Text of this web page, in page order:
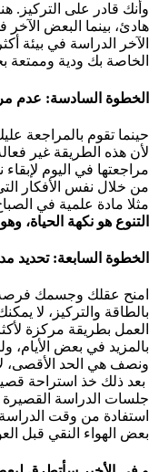
وأنك قادر على التركيز.
هادئ، بينما البعض
الآخر الدراسة في بيئة
الخاصة بك ودية وممتعة
الخطوة السادسة: عدم
حينما تقوم بالمراجعة
لأن هذه الطريقة غير
مراجعتها في اليوم
من خلال نفس الأفكار
مثلا مادة علمية في
التنوع هو نكهة الحياة،
الخطوة السابعة: تحديد
امنح عقلك وجسمك فرصة
العمل بطريقة مركزة
بالمزيد في بعض
ونصف هي الحد الأقصى،
جلسات الدراسة
استفادة من وقت
بعض الهواء النقي قبل